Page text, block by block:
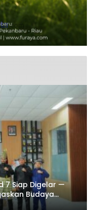
7 Siap Digelar —
Budaya